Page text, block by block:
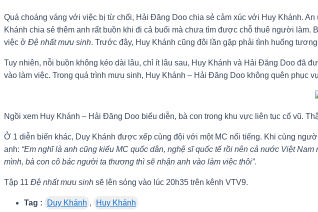
Quá choáng váng với việc bị từ chối, Hải Đăng Doo chia sẻ cảm xúc với Huy Khánh.
Khánh chia sẻ thêm anh rất buồn khi đi cả buổi mà chưa tìm được chỗ thuê người
việc ở Đệ nhất mưu sinh. Trước đây, Huy Khánh cũng đôi lần gặp phải tình huống
Tuy nhiên, nỗi buồn không kéo dài lâu, chỉ ít lâu sau, Huy Khánh và Hải Đăng Doo đã
vào làm việc. Trong quá trình mưu sinh, Huy Khánh – Hải Đăng Doo không quên phục
Ngồi xem Huy Khánh – Hải Đăng Doo biểu diễn, bà con trong khu vực liên tục cổ vũ.
Ở 1 diễn biến khác, Duy Khánh được xếp cùng đội với một MC nổi tiếng. Khi cùng
anh: “Em nghĩ là anh cũng kiểu MC quốc dân, nghệ sĩ quốc tế rồi nên cả nước Việt
mình, bà con cô bác người ta thương thì sẽ nhận anh vào làm việc thôi”.
Tập 11 Đệ nhất mưu sinh sẽ lên sóng vào lúc 20h35 trên kênh VTV9.
Tag : Duy Khánh , Huy Khánh